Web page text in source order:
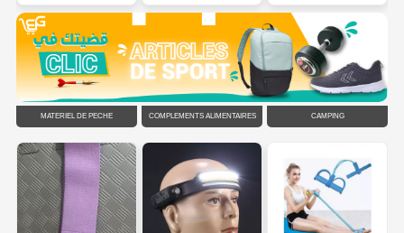
MATÉRIEL DE PÊCHE COMPLÉMENTS ALIMENTAIRES CAMPING